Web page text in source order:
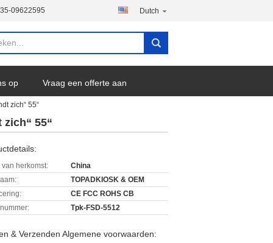
09622595 Dutch
op Vraag een offerte aan
zich“ 55“
55“
van herkomst:
China
TOPADKIOSK & OEM
CE FCC ROHS CB
Tpk-FSD-5512
& Verzenden Algemene voorwaarden: